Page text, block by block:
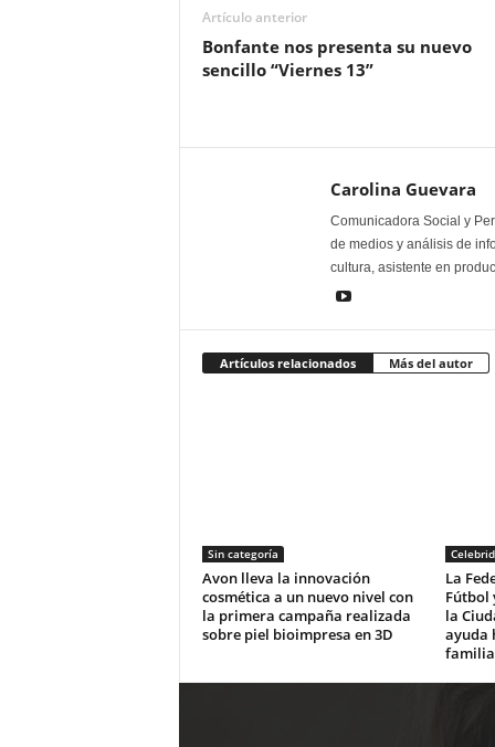
Artículo anterior
Bonfante nos presenta su nuevo
sencillo “Viernes 13”
Carolina Guevara
Comunicadora Social y
de medios y análisis de
cultura, asistente en
Artículos relacionados Más del autor
Sin categoría
Avon lleva la innovación
cosmética a un nuevo nivel con
la primera campaña realizada
sobre piel bioimpresa en 3D
La
Fútbol
la
ayuda